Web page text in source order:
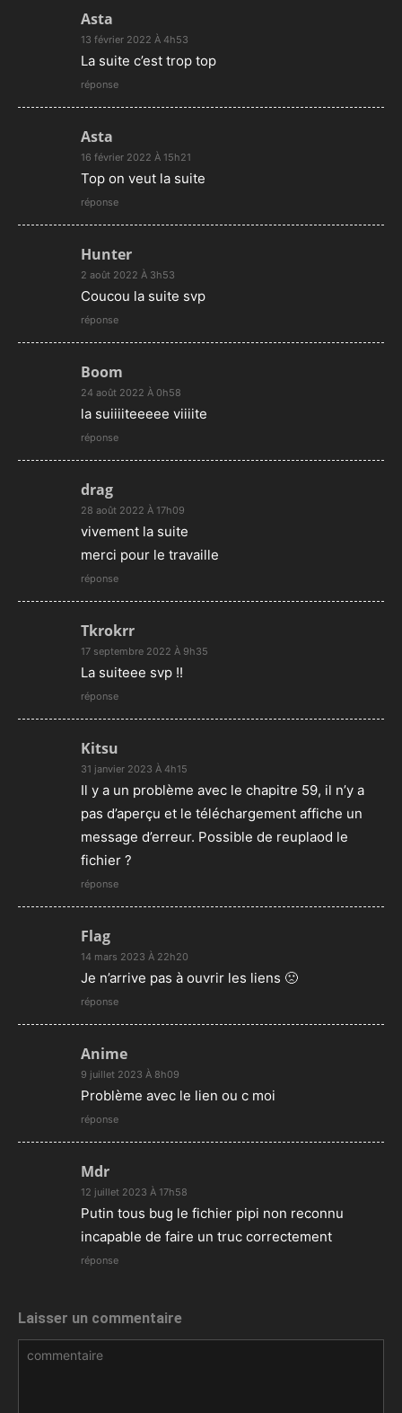
Asta
13 février 2022 À 4h53
La suite c’est trop top
réponse
Asta
16 février 2022 À 15h21
Top on veut la suite
réponse
Hunter
2 août 2022 À 3h53
Coucou la suite svp
réponse
Boom
24 août 2022 À 0h58
la suiiiiteeeee viiiite
réponse
drag
28 août 2022 À 17h09
vivement la suite
merci pour le travaille
réponse
Tkrokrr
17 septembre 2022 À 9h35
La suiteee svp !!
réponse
Kitsu
31 janvier 2023 À 4h15
Il y a un problème avec le chapitre 59, il n’y a
pas d’aperçu et le téléchargement affiche un
message d’erreur. Possible de reuplaod le
fichier ?
réponse
Flag
14 mars 2023 À 22h20
Je n’arrive pas à ouvrir les liens 🙁
réponse
Anime
9 juillet 2023 À 8h09
Problème avec le lien ou c moi
réponse
Mdr
12 juillet 2023 À 17h58
Putin tous bug le fichier pipi non reconnu
incapable de faire un truc correctement
réponse
Laisser un commentaire